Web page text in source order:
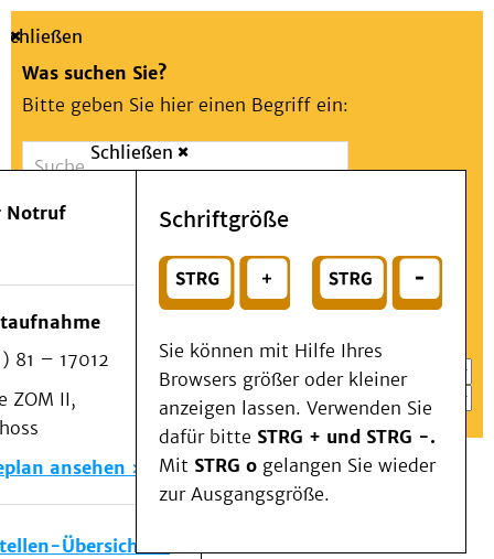
Suche
Schließen
Was suchen Sie?
Bitte geben Sie hier einen Begriff ein:
Suchen
oder
Wählen Sie ein Thema für Ihren Schnelleinstieg
Notfall
Schließen
Notruf
81 – 17012
ZOM II,
ansehen
Übersicht
Schriftgröße
Sie können mit Hilfe Ihres
Browsers größer oder kleiner
anzeigen lassen. Verwenden Sie
dafür bitte STRG + und STRG -.
Mit STRG o gelangen Sie wieder
zur Ausgangsgröße.
Menü
Patienten & Besucher
Kliniken/Institute/Zentren
Als Patient am UKD
Beratung und Unterstützung
Veranstaltungen
Kommunikation im Medizinwesen (KIM)
Notfall
Forschung & Lehre
Die Institute des UKD